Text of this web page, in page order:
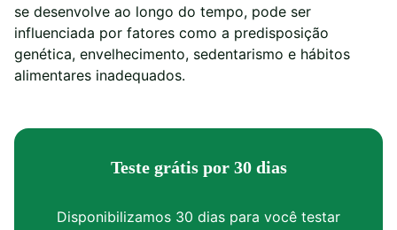
se desenvolve ao longo do tempo, pode ser
influenciada por fatores como a predisposição
genética, envelhecimento, sedentarismo e hábitos
alimentares inadequados.
Teste grátis por 30 dias
Disponibilizamos 30 dias para você testar